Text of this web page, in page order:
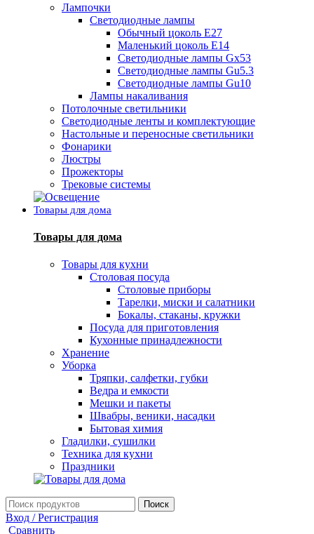
Лампочки
Светодиодные лампы
Обычный цоколь Е27
Маленький цоколь Е14
Светодиодные лампы Gx53
Светодиодные лампы Gu5.3
Светодиодные лампы Gu10
Лампы накаливания
Потолочные светильники
Светодиодные ленты и комплектующие
Настольные и переносные светильники
Фонарики
Люстры
Прожекторы
Трековые системы
Товары для дома
Товары для дома
Товары для кухни
Столовая посуда
Столовые приборы
Тарелки, миски и салатники
Бокалы, стаканы, кружки
Посуда для приготовления
Кухонные принадлежности
Хранение
Уборка
Тряпки, салфетки, губки
Ведра и емкости
Мешки и пакеты
Швабры, веники, насадки
Бытовая химия
Гладилки, сушилки
Техника для кухни
Праздники
Поиск
Вход / Регистрация
Сравнить